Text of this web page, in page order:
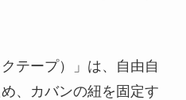
テープ）」は、自由自
、カバンの紐を固定す